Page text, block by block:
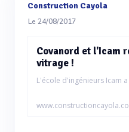
Construction Cayola
Le 24/08/2017
Covanord et l'Icam
vitrage !
L'école d'ingénieurs Icam